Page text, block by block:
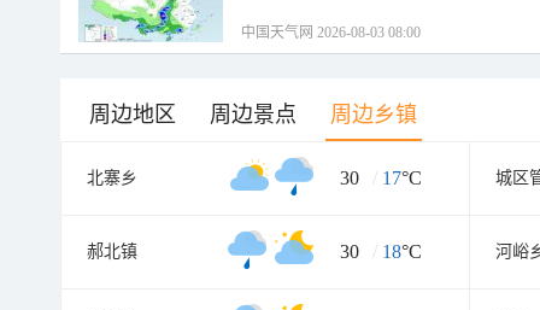
中国天气网 2026-08-03 08:00
周边地区 周边景点 周边乡镇
北寨乡 30 / 17°C 城区
郝北镇 30 / 18°C 河峪